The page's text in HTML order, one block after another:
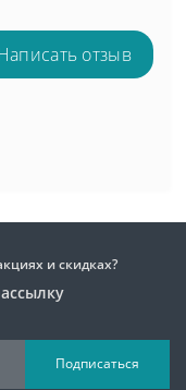
отзыв
и скидках?
Подписаться